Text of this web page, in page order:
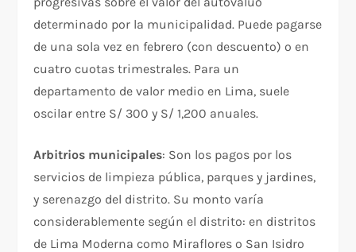
determinado por la municipalidad. Puede pagarse
de una sola vez en febrero (con descuento) o en
cuatro cuotas trimestrales. Para un
departamento de valor medio en Lima, suele
oscilar entre S/ 300 y S/ 1,200 anuales.
Arbitrios municipales: Son los pagos por los
servicios de limpieza pública, parques y jardines,
y serenazgo del distrito. Su monto varía
considerablemente según el distrito: en distritos
de Lima Moderna como Miraflores o San Isidro